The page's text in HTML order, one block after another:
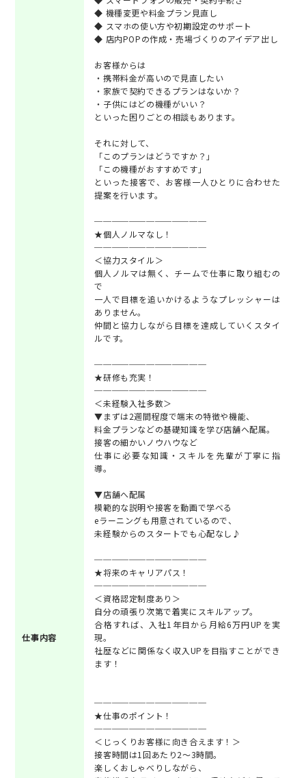
仕事内容
◆ 機種変更や料金プラン見直し
◆ スマホの使い方や初期設定のサポート
◆ 店内POPの作成・売場づくりのアイデア出し
お客様からは
・携帯料金が高いので見直したい
・家族で契約できるプランはないか？
・子供にはどの機種がいい？
といった困りごとの相談もあります。
それに対して、
「このプランはどうですか？」
「この機種がおすすめです」
といった接客で、お客様一人ひとりに合わせた
提案を行います。
─────────────
★個人ノルマなし！
─────────────
＜協力スタイル＞
個人ノルマは無く、チームで仕事に取り組むの
で
一人で目標を追いかけるようなプレッシャーは
ありません。
仲間と協力しながら目標を達成していくスタイ
ルです。
─────────────
★研修も充実！
─────────────
＜未経験入社多数＞
▼まずは2週間程度で端末の特徴や機能、
料金プランなどの基礎知識を学び店舗へ配属。
接客の細かいノウハウなど
仕事に必要な知識・スキルを先輩が丁寧に指
導。
▼店舗へ配属
模範的な説明や接客を動画で学べる
eラーニングも用意されているので、
未経験からのスタートでも心配なし♪
─────────────
★将来のキャリアパス！
─────────────
＜資格認定制度あり＞
自分の頑張り次第で着実にスキルアップ。
合格すれば、入社1年目から月給6万円UPを実
現。
社歴などに関係なく収入UPを目指すことができ
ます！
─────────────
★仕事のポイント！
─────────────
＜じっくりお客様に向き合えます！＞
接客時間は1回あたり2～3時間。
楽しくおしゃべりしながら、